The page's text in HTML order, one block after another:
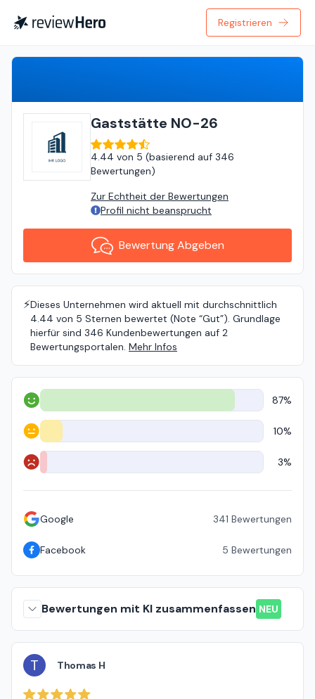
Registrieren
Gaststätte NO-26
4.44 von 5 (basierend auf 346
Bewertungen)
Zur Echtheit der Bewertungen
Profil nicht beansprucht
Bewertung Abgeben
⚡️Dieses Unternehmen wird aktuell mit durchschnittlich
4.44 von 5 Sternen bewertet (Note “Gut”). Grundlage
hierfür sind 346 Kundenbewertungen auf 2
Bewertungsportalen. Mehr Infos
Positiv 87%
Neutral 10%
Negativ 3%
Google 341 Bewertungen
Facebook 5 Bewertungen
Bewertungen mit KI zusammenfassen NEU
T Thomas H